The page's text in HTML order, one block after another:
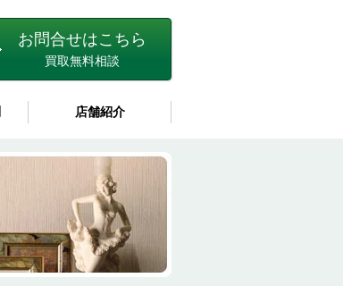
お問合せはこちら
買取無料相談
店舗紹介